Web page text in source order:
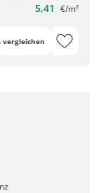
5,41 €/m²
vergleichen